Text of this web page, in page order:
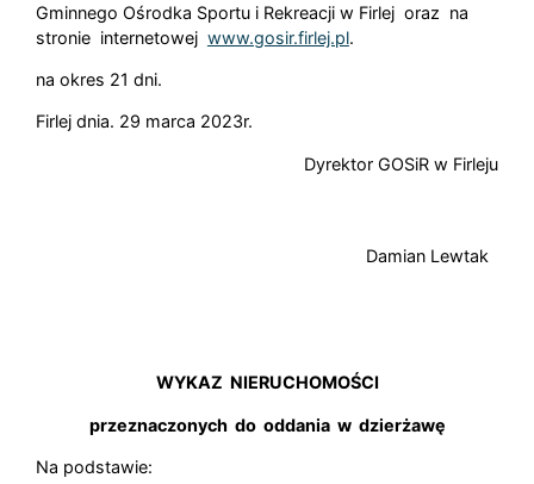
Gminnego Ośrodka Sportu i Rekreacji w Firlej oraz na
stronie internetowej www.gosir.firlej.pl.
na okres 21 dni.
Firlej dnia. 29 marca 2023r.
Dyrektor GOSiR w Firleju
Damian Lewtak
WYKAZ NIERUCHOMOŚCI
przeznaczonych do oddania w dzierżawę
Na podstawie: